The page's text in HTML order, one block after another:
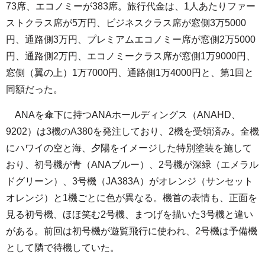
73席、エコノミーが383席。旅行代金は、1人あたりファー
ストクラス席が5万円、ビジネスクラス席が窓側3万5000
円、通路側3万円、プレミアムエコノミー席が窓側2万5000
円、通路側2万円、エコノミークラス席が窓側1万9000円、
窓側（翼の上）1万7000円、通路側1万4000円と、第1回と
同額だった。
ANAを傘下に持つANAホールディングス（ANAHD、
9202）は3機のA380を発注しており、2機を受領済み。全機
にハワイの空と海、夕陽をイメージした特別塗装を施して
おり、初号機が青（ANAブルー）、2号機が深緑（エメラル
ドグリーン）、3号機（JA383A）がオレンジ（サンセット
オレンジ）と1機ごとに色が異なる。機首の表情も、正面を
見る初号機、ほほ笑む2号機、まつげを描いた3号機と違い
がある。前回は初号機が遊覧飛行に使われ、2号機は予備機
として隣で待機していた。